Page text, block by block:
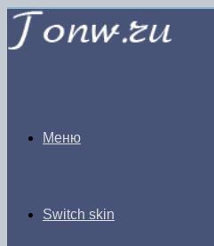
Меню
Switch skin